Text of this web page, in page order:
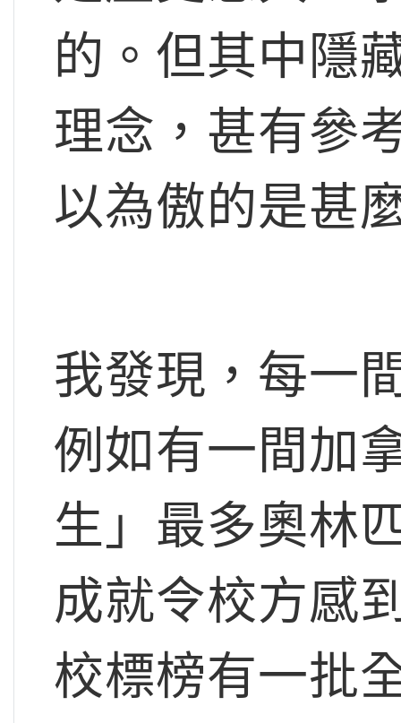
的。但其中隱
理念，甚有參
以為傲的是甚
我發現，每一
例如有一間加
生」最多奧林
成就令校方感
校標榜有一批